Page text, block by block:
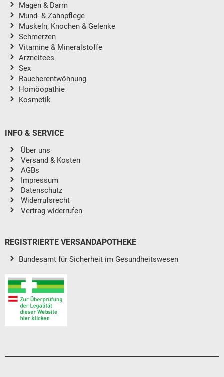
Magen & Darm
Mund- & Zahnpflege
Muskeln, Knochen & Gelenke
Schmerzen
Vitamine & Mineralstoffe
Arzneitees
Sex
Raucherentwöhnung
Homöopathie
Kosmetik
INFO & SERVICE
Über uns
Versand & Kosten
AGBs
Impressum
Datenschutz
Widerrufsrecht
Vertrag widerrufen
REGISTRIERTE VERSANDAPOTHEKE
Bundesamt für Sicherheit im Gesundheitswesen